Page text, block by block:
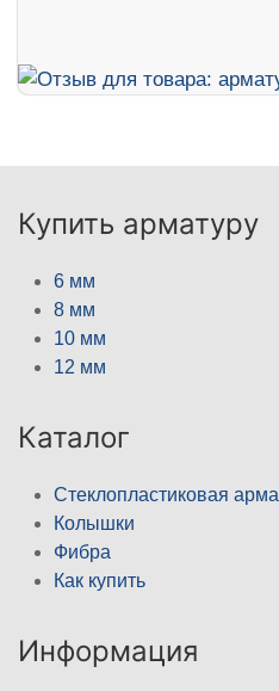
Купить арматуру
6 мм
8 мм
10 мм
12 мм
Каталог
Стеклопластиковая
Колышки
Фибра
Как купить
Информация